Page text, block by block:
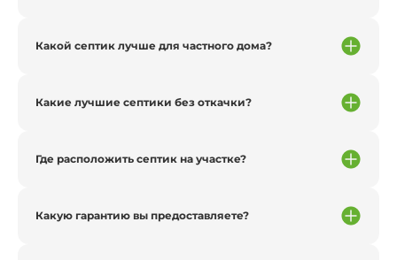
Какой септик лучше для частного дома?
Какие лучшие септики без откачки?
Где расположить септик на участке?
Какую гарантию вы предоставляете?